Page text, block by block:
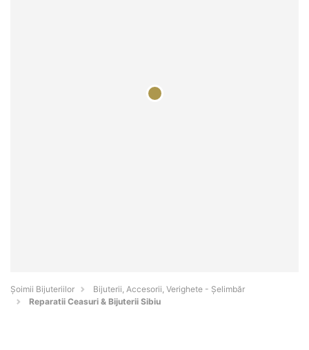
Şoimii Bijuteriilor
Bijuterii, Accesorii, Verighete - Şelimbăr
Reparatii Ceasuri & Bijuterii Sibiu